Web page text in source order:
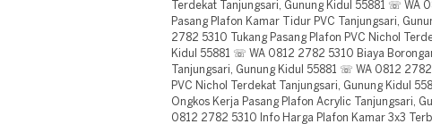
Terdekat Tanjungsari, Gunung Kidul 55881 ☏ WA
Pasang Plafon Kamar Tidur PVC Tanjungsari,
2782 5310 Tukang Pasang Plafon PVC Nichol
Kidul 55881 ☏ WA 0812 2782 5310 Biaya
Tanjungsari, Gunung Kidul 55881 ☏ WA 0812
PVC Nichol Terdekat Tanjungsari, Gunung Kidul
Ongkos Kerja Pasang Plafon Acrylic Tanjungsari,
0812 2782 5310 Info Harga Plafon Kamar 3x3